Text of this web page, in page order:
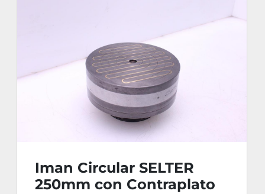
Iman Circular SELTER
250mm con Contraplato